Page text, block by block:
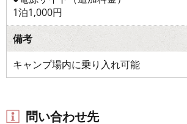
1泊1,000円
備考
キャンプ場内に乗り入れ可能
問い合わせ先